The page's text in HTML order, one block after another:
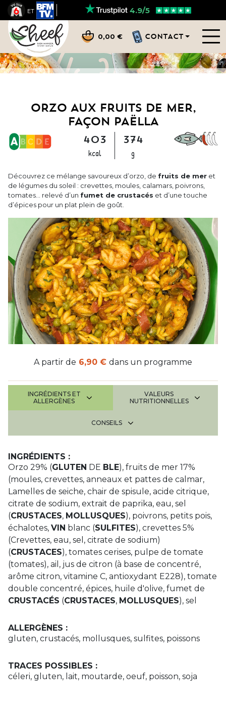
ET 4.9/5
0,00 € CONTACT
ORZO AUX FRUITS DE MER,
FAÇON PAËLLA
403
kcal
374
g
Découvrez ce mélange savoureux d’orzo, de fruits de mer et
de légumes du soleil : crevettes, moules, calamars, poivrons,
tomates… relevé d’un fumet de crustacés et d’une touche
d’épices pour un plat plein de goût.
A partir de 6,90 € dans un programme
INGRÉDIENTS ET
ALLERGÈNES
VALEURS
NUTRITIONNELLES
CONSEILS
INGRÉDIENTS :
Orzo 29% (GLUTEN DE BLE), fruits de mer 17%
(moules, crevettes, anneaux et pattes de calmar,
Lamelles de seiche, chair de spisule, acide citrique,
citrate de sodium, extrait de paprika, eau, sel
(CRUSTACES, MOLLUSQUES), poivrons, petits pois,
échalotes, VIN blanc (SULFITES), crevettes 5%
(Crevettes, eau, sel, citrate de sodium)
(CRUSTACES), tomates cerises, pulpe de tomate
(tomates), ail, jus de citron (à base de concentré,
arôme citron, vitamine C, antioxydant E228), tomate
double concentré, épices, huile d'olive, fumet de
CRUSTACÉS (CRUSTACES, MOLLUSQUES), sel
ALLERGÈNES :
gluten, crustacés, mollusques, sulfites, poissons
TRACES POSSIBLES :
céleri, gluten, lait, moutarde, oeuf, poisson, soja